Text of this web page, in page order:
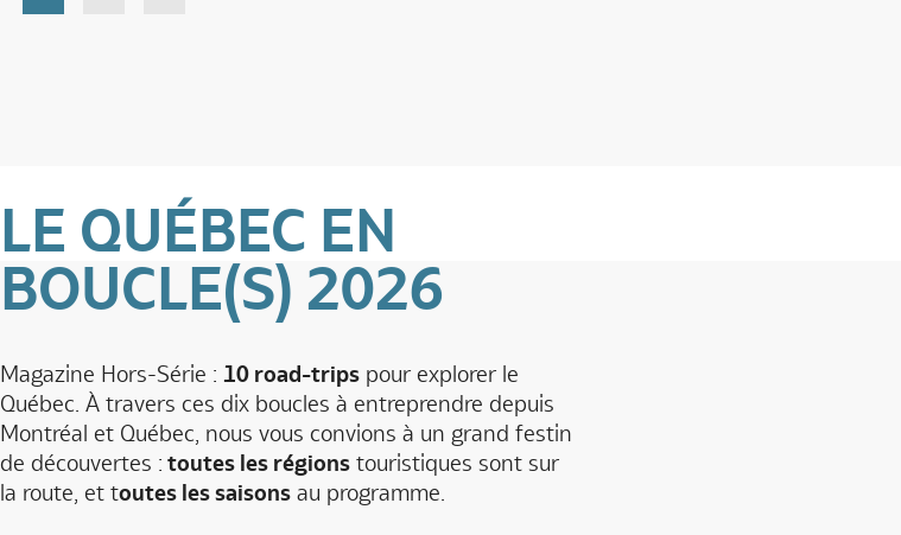
LE QUÉBEC EN
BOUCLE(S) 2026
Magazine Hors-Série : 10 road-tripspour explorer le
Québec. À travers ces dix boucles à entreprendre depuis
Montréal et Québec, nous vous convions à un grand festin
de découvertes : toutes les régionstouristiques sont sur
la route, et toutes les saisonsau programme.